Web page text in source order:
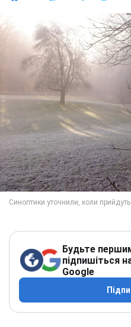
Будьте
підпишіться
Google